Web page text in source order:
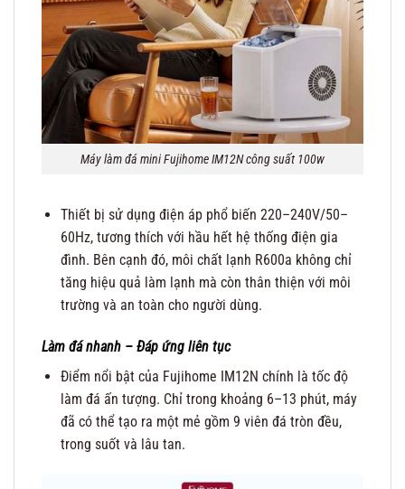
Máy làm đá mini Fujihome IM12N công suất 100w
Thiết bị sử dụng điện áp phổ biến 220–240V/50–
60Hz, tương thích với hầu hết hệ thống điện gia
đình. Bên cạnh đó, môi chất lạnh R600a không chỉ
tăng hiệu quả làm lạnh mà còn thân thiện với môi
trường và an toàn cho người dùng.
Làm đá nhanh – Đáp ứng liên tục
Điểm nổi bật của Fujihome IM12N chính là tốc độ
làm đá ấn tượng. Chỉ trong khoảng 6–13 phút, máy
đã có thể tạo ra một mẻ gồm 9 viên đá tròn đều,
trong suốt và lâu tan.